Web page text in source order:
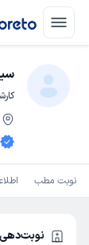
نوبت مطب